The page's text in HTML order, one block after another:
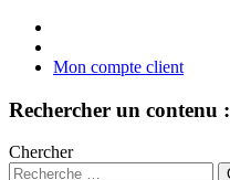
Mon compte client
Rechercher un contenu :
Chercher